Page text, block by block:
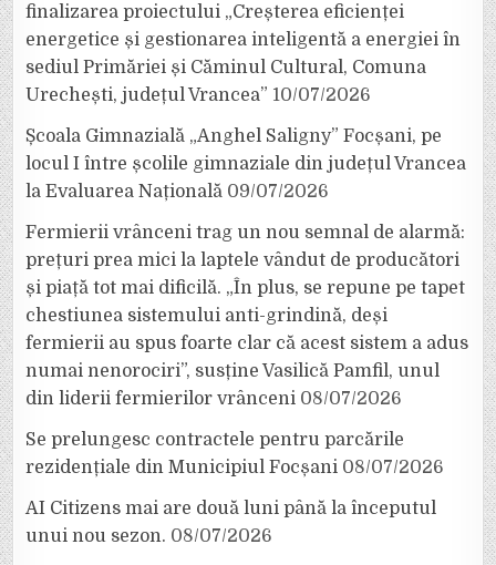
finalizarea proiectului „Creșterea eficienței
energetice și gestionarea inteligentă a energiei în
sediul Primăriei și Căminul Cultural, Comuna
Urechești, județul Vrancea” 10/07/2026
Școala Gimnazială „Anghel Saligny” Focșani, pe
locul I între școlile gimnaziale din județul Vrancea
la Evaluarea Națională 09/07/2026
Fermierii vrânceni trag un nou semnal de alarmă:
prețuri prea mici la laptele vândut de producători
și piață tot mai dificilă. „În plus, se repune pe tapet
chestiunea sistemului anti-grindină, deși
fermierii au spus foarte clar că acest sistem a adus
numai nenorociri”, susține Vasilică Pamfil, unul
din liderii fermierilor vrânceni 08/07/2026
Se prelungesc contractele pentru parcările
rezidențiale din Municipiul Focșani 08/07/2026
AI Citizens mai are două luni până la începutul
unui nou sezon. 08/07/2026